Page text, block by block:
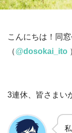
こんにちは！同
（@dosokai_ito
3連休、皆さまい